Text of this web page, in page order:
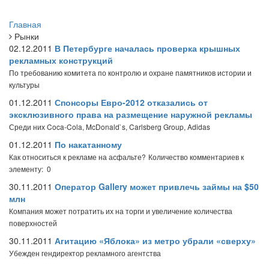
Главная
Рынки
02.12.2011 В Петербурге началась проверка крышных
рекламных конструкций
По требованию комитета по контролю и охране памятников истории и
культуры
01.12.2011 Спонсоры Евро-2012 отказались от
эксклюзивного права на размещение наружной рекламы
Среди них Coca-Cola, McDonald`s, Carlsberg Group, Adidas
01.12.2011 По накатанному
Как относиться к рекламе на асфальте? Количество комментариев к
элементу: 0
30.11.2011 Оператор Gallery может привлечь займы на $50
млн
Компания может потратить их на торги и увеличение количества
поверхностей
30.11.2011 Агитацию «Яблока» из метро убрали «сверху»
Убежден гендиректор рекламного агентства